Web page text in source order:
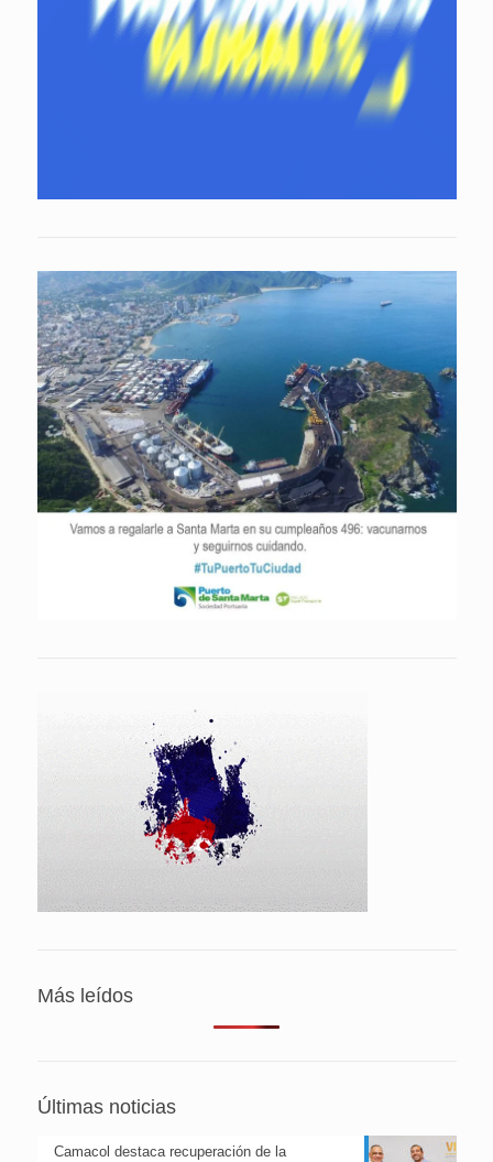
Más leídos
Últimas noticias
Camacol destaca recuperación de la